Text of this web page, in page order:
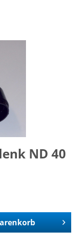
ND 40